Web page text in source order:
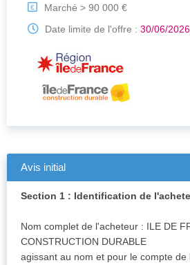
€
Marché > 90 000 €
Date limite de l'offre : 30/06/
Avis initial
Section 1 : Identification de
Nom complet de l'acheteur : ILE DE
CONSTRUCTION DURABLE
agissant au nom et pour le compte de